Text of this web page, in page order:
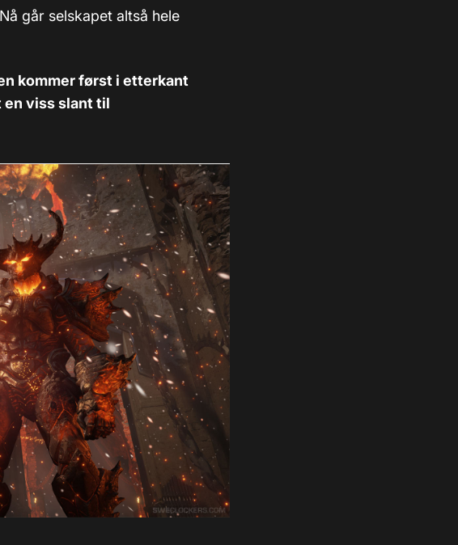
går selskapet altså hele
kommer først i etterkant
en viss slant til